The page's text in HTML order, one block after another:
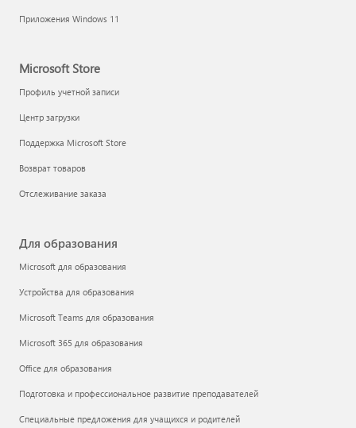
Приложения Windows 11
Microsoft Store
Профиль учетной записи
Центр загрузки
Поддержка Microsoft Store
Возврат товаров
Отслеживание заказа
Для образования
Microsoft для образования
Устройства для образования
Microsoft Teams для образования
Microsoft 365 для образования
Office для образования
Подготовка и профессиональное развитие преподавателей
Специальные предложения для учащихся и родителей